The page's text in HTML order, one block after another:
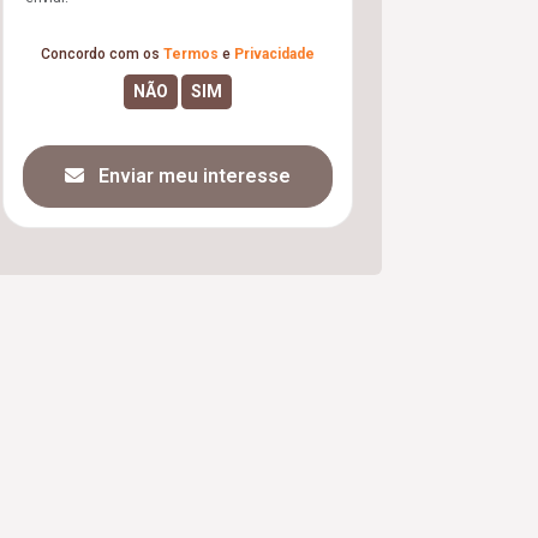
Concordo com os Termos e Privacidade
Enviar meu interesse